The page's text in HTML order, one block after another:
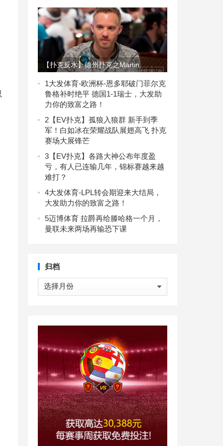
【扑克反水】德州扑克之Martin
Jacobson也有很多不如意的时刻
1大发体育-欧洲杯-恩多耶破门菲尔克
鲁格补时绝平 德国1-1瑞士，大发助
力你的致富之路！
2 【EV扑克】孤狼入狼群 新手到季
军！白如冰在荣耀战队展翅高飞 扑克
赛场大展锋芒
3 【EV扑克】各路大神公布年度盈
亏，有人已连输几年，锦标赛越来越
难打？
4大发体育-LPL转会期迎来大结局，
大发助力你的致富之路！
5迈博体育 拉爵再给滕哈格一个月，
曼联未来两场再输恐下课
归档
归